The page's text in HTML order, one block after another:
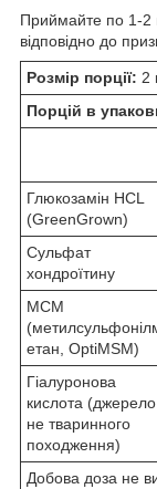
Приймайте по 1-2
відповідно до
Розмір порції: 2
Порцій в
Глюкозамін HCL
(GreenGrown)
Сульфат
хондроїтину
МСМ
етан, OptiMSM)
Гіалуронова
кислота (джерело
не тваринного
походження)
Добова доза не